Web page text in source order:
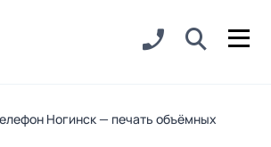
Ногинск — печать объёмных